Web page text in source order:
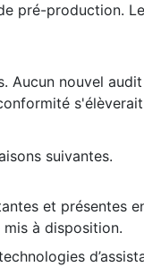
pré-production.
nouvel
suivantes.
et présentes
mis à disposition.